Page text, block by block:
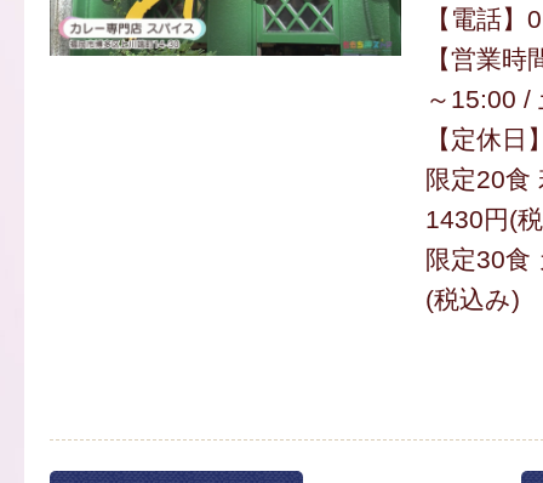
【電話
【営業
～15:00 /
【定休日
限定20食
1430円(
限定30食
(税込み)